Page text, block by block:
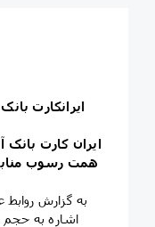
همت رسوب
به گزارش روابط